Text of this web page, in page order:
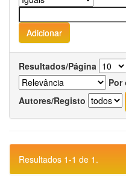
Resultados/Página
Por
Autores/Registo
Resultados 1-1 de 1.